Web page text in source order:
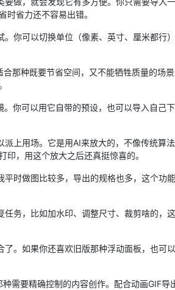
省力还不容易出错。
你可以切换单位（像素、英寸、厘米都行
那种既要节省空间，又不能牺牲质量的场
你可以用它自带的预设，也可以导入自己
上用场。它是用AI来放大的，不像传统算
，用这个放大之后还真挺惊喜的。
时做图比较多，导出的规格也多，这个功
务，比如加水印、调整尺寸、裁剪啥的，
。如果你还喜欢旧版那种浮动面板，也可
需要精确控制的内容创作。配合动画GIF导